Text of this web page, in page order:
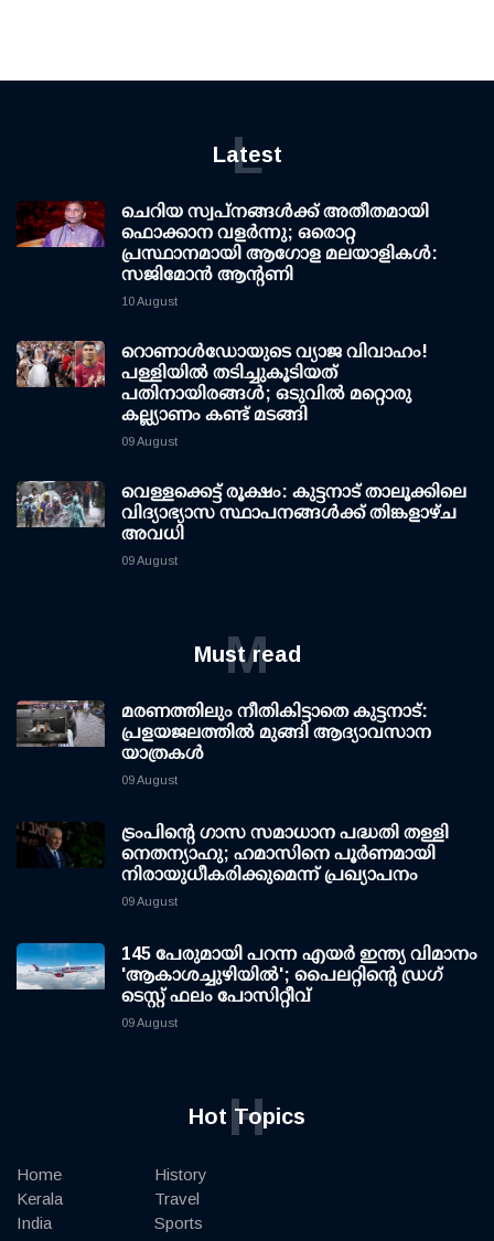
Latest
L
ചെറിയ സ്വപ്നങ്ങൾക്ക് അതീതമായി
ഫൊക്കാന വളർന്നു; ഒരൊറ്റ
പ്രസ്ഥാനമായി ആഗോള മലയാളികൾ:
സജിമോൻ ആന്റണി
10 August
റൊണാള്‍ഡോയുടെ വ്യാജ വിവാഹം!
പള്ളിയില്‍ തടിച്ചുകൂടിയത്
പതിനായിരങ്ങള്‍; ഒടുവില്‍ മറ്റൊരു
കല്ല്യാണം കണ്ട് മടങ്ങി
09 August
വെള്ളക്കെട്ട് രൂക്ഷം: കുട്ടനാട് താലൂക്കിലെ
വിദ്യാഭ്യാസ സ്ഥാപനങ്ങള്‍ക്ക് തിങ്കളാഴ്ച
അവധി
09 August
Must read
M
മരണത്തിലും നീതികിട്ടാതെ കുട്ടനാട്:
പ്രളയജലത്തില്‍ മുങ്ങി ആദ്യാവസാന
യാത്രകള്‍
09 August
ട്രംപിന്റെ ഗാസ സമാധാന പദ്ധതി തള്ളി
നെതന്യാഹു; ഹമാസിനെ പൂര്‍ണമായി
നിരായുധീകരിക്കുമെന്ന് പ്രഖ്യാപനം
09 August
145 പേരുമായി പറന്ന എയര്‍ ഇന്ത്യ വിമാനം
'ആകാശച്ചുഴിയില്‍'; പൈലറ്റിന്റെ ഡ്രഗ്
ടെസ്റ്റ് ഫലം പോസിറ്റീവ്
09 August
Hot Topics
H
Home
Kerala
India
History
Travel
Sports